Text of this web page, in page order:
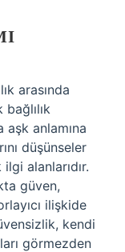
arasında
aşk anlamına
düşünseler
alanlarıdır.
güven,
ilişkide
kendi
görmezden